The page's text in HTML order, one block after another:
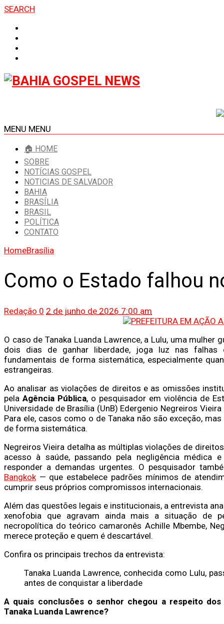
SEARCH
MENU MENU
🏠 HOME
SOBRE
NOTÍCIAS GOSPEL
NOTICIAS DE SALVADOR
BAHIA
BRASÍLIA
BRASIL
POLÍTICA
CONTATO
HomeBrasília
Como o Estado falhou
Redação 0 2 de junho de 2026 7:00 am
O caso de Tanaka Luanda Lawrence, a Lulu, uma
dois dias de ganhar liberdade, joga luz nas falhas
fundamentais de forma sistemática, especialmente
estrangeiras.
Ao analisar as violações de direitos e as omissões
pela Agência Pública, o pesquisador em violência de
Universidade de Brasília (UnB) Edergenio Negreiros
Para ele, casos como o de Tanaka não são exceção,
de forma sistemática.
Negreiros Vieira detalha as múltiplas violações de
acesso à saúde, passando pela negligência médica
responder a demandas urgentes. O pesquisador
Bangkok — que estabelece padrões mínimos de
cumprir seus próprios compromissos internacionais.
Além das questões legais e institucionais, a entrevista
xenofobia que agravam ainda mais a situação de
necropolítica do teórico camaronês Achille Mbembe,
merece proteção e quem é descartável.
Confira os principais trechos da entrevista:
Tanaka Luanda Lawrence, conhecida como Lulu,
antes de conquistar a liberdade
A quais conclusões o senhor chegou a respeito
Tanaka Luanda Lawrence?